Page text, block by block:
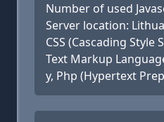
Number of used
Server location:
CSS (Cascading Style
Text Markup
y, Php (Hypertext